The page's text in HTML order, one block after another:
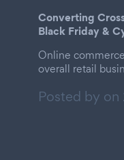
Converting
Black Friday &
Online
overall retail
Posted by on